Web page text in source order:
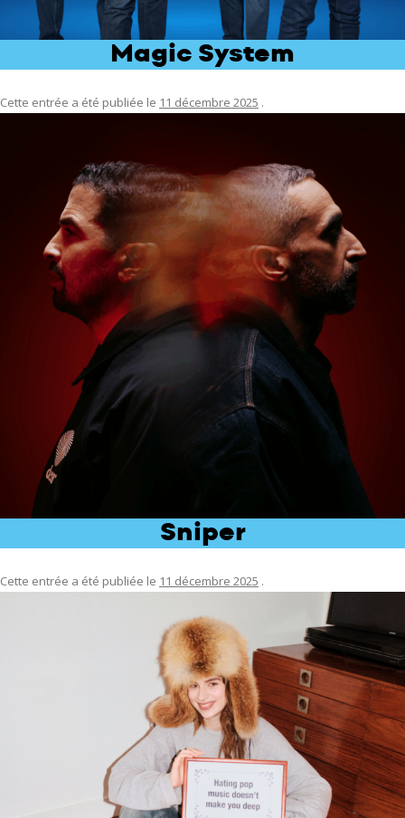
Magic System
Cette entrée a été publiée le 11 décembre 2025 .
Sniper
Cette entrée a été publiée le 11 décembre 2025 .